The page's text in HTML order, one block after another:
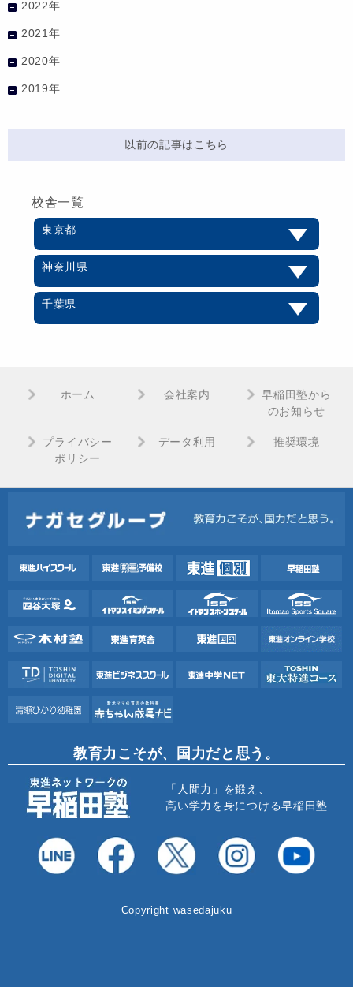
2022年
2021年
2020年
2019年
以前の記事はこちら
校舎一覧
東京都
神奈川県
千葉県
ホーム 会社案内
早稲田塾から
のお知らせ
プライバシー
ポリシー
データ利用 推奨環境
教育力こそが、国力だと思う。
「人間力」を鍛え、
高い学力を身につける早稲田塾
Copyright wasedajuku